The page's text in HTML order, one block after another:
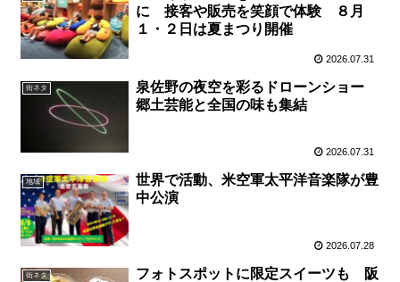
に 接客や販売を笑顔で体験 ８月
１・２日は夏まつり開催
2026.07.31
街ネタ
泉佐野の夜空を彩るドローンショー
郷土芸能と全国の味も集結
2026.07.31
地域
世界で活動、米空軍太平洋音楽隊が豊
中公演
2026.07.28
街ネタ
フォトスポットに限定スイーツも 阪